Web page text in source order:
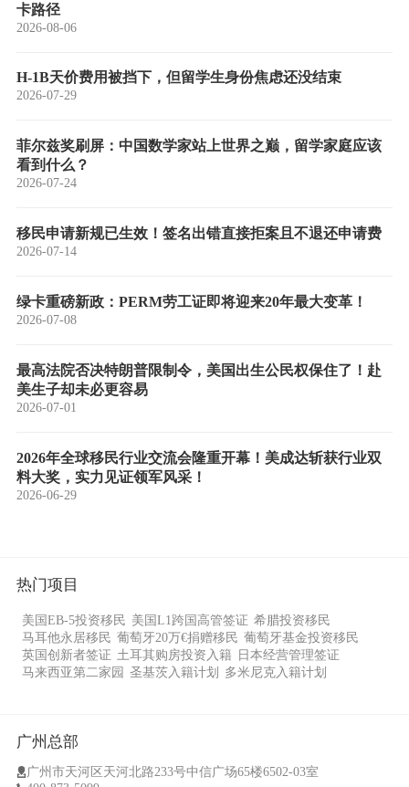
卡路径
2026-08-06
H-1B天价费用被挡下，但留学生身份焦虑还没结束
2026-07-29
菲尔兹奖刷屏：中国数学家站上世界之巅，留学家庭应该
看到什么？
2026-07-24
移民申请新规已生效！签名出错直接拒案且不退还申请费
2026-07-14
绿卡重磅新政：PERM劳工证即将迎来20年最大变革！
2026-07-08
最高法院否决特朗普限制令，美国出生公民权保住了！赴
美生子却未必更容易
2026-07-01
2026年全球移民行业交流会隆重开幕！美成达斩获行业双
料大奖，实力见证领军风采！
2026-06-29
热门项目
美国EB-5投资移民 美国L1跨国高管签证 希腊投资移民
马耳他永居移民 葡萄牙20万€捐赠移民 葡萄牙基金投资移民
英国创新者签证 土耳其购房投资入籍 日本经营管理签证
马来西亚第二家园 圣基茨入籍计划 多米尼克入籍计划
广州总部
广州市天河区天河北路233号中信广场65楼6502-03室